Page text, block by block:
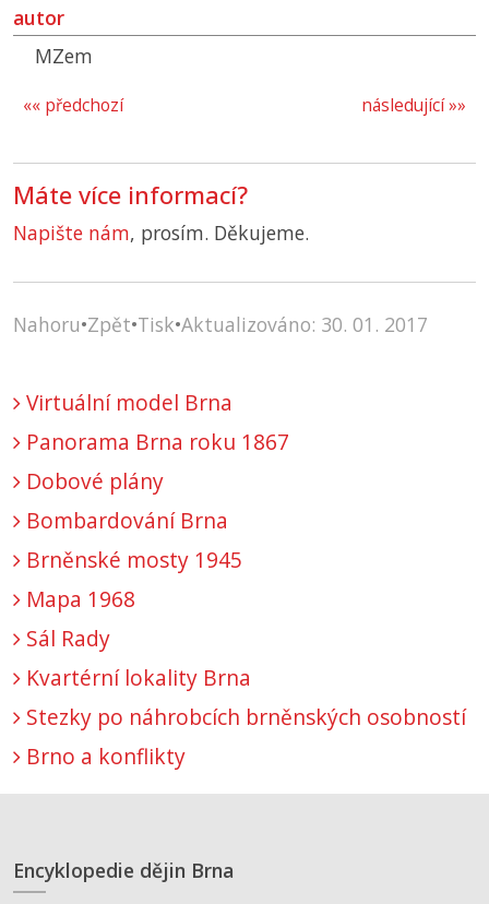
autor
MZem
následující »»
«« předchozí
Máte více informací?
Napište nám, prosím. Děkujeme.
Nahoru•Zpět•Tisk•Aktualizováno: 30. 01. 2017
Virtuální model Brna
Panorama Brna roku 1867
Dobové plány
Bombardování Brna
Brněnské mosty 1945
Mapa 1968
Sál Rady
Kvartérní lokality Brna
Stezky po náhrobcích brněnských osobností
Brno a konflikty
Encyklopedie dějin Brna